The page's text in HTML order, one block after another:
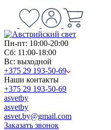
Пн-пт: 10:00-20:00
Сб: 11:00-18:00
Вс: выходной
+375 29 193-50-69
Наши контакты
+375 29 193-50-69
asvetby
asvetby
asvet.by@gmail.com
Заказать звонок